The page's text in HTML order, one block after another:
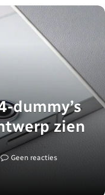
dummy’s
zien
Geen reacties